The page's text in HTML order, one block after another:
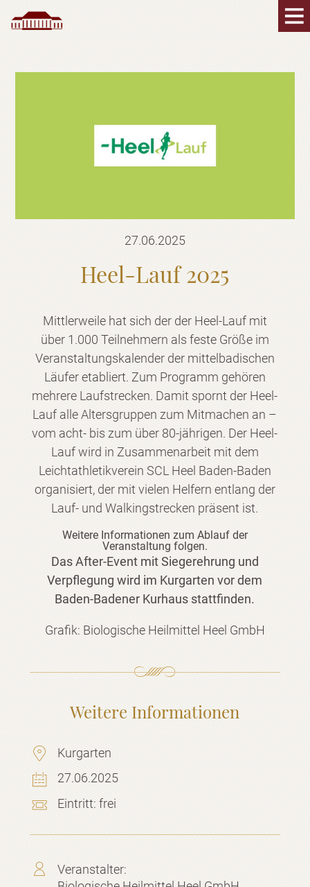
27.06.2025
Heel-Lauf 2025
Mittlerweile hat sich der der Heel-Lauf mit
über 1.000 Teilnehmern als feste Größe im
Veranstaltungskalender der mittelbadischen
Läufer etabliert. Zum Programm gehören
mehrere Laufstrecken. Damit spornt der Heel-
Lauf alle Altersgruppen zum Mitmachen an –
vom acht- bis zum über 80-jährigen. Der Heel-
Lauf wird in Zusammenarbeit mit dem
Leichtathletikverein SCL Heel Baden-Baden
organisiert, der mit vielen Helfern entlang der
Lauf- und Walkingstrecken präsent ist.
Weitere Informationen zum Ablauf der
Veranstaltung folgen.
DasAfter-Event mit Siegerehrung und
Verpflegung wird im Kurgarten vor dem
Baden-Badener Kurhaus stattfinden.
Grafik: Biologische Heilmittel Heel GmbH
Weitere Informationen
Kurgarten
27.06.2025
Eintritt: frei
Veranstalter: